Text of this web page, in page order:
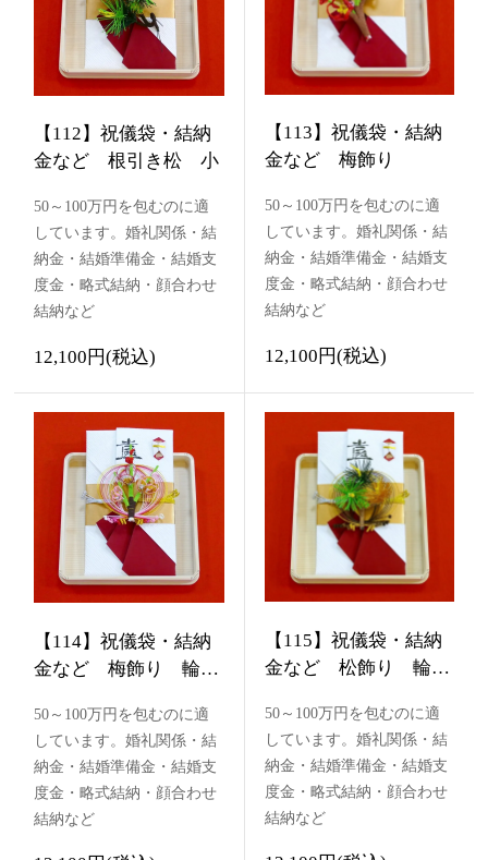
【112】祝儀袋・結納
金など 根引き松 小
50～100万円を包むのに適
しています。婚礼関係・結
納金・結婚準備金・結婚支
度金・略式結納・顔合わせ
結納など
12,100円(税込)
【113】祝儀袋・結納
金など 梅飾り
50～100万円を包むのに適
しています。婚礼関係・結
納金・結婚準備金・結婚支
度金・略式結納・顔合わせ
結納など
12,100円(税込)
【114】祝儀袋・結納
金など 梅飾り 輪付
50～100万円を包むのに適
しています。婚礼関係・結
納金・結婚準備金・結婚支
度金・略式結納・顔合わせ
結納など
【115】祝儀袋・結納
金など 松飾り 輪付
50～100万円を包むのに適
しています。婚礼関係・結
納金・結婚準備金・結婚支
度金・略式結納・顔合わせ
結納など